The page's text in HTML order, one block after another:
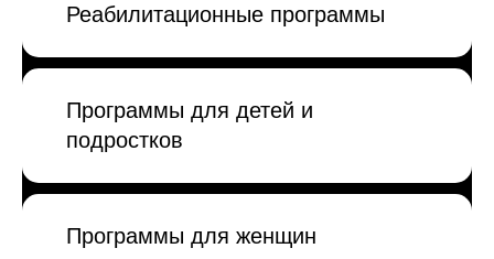
Реабилитационные программы
Программы для детей и
подростков
Программы для женщин